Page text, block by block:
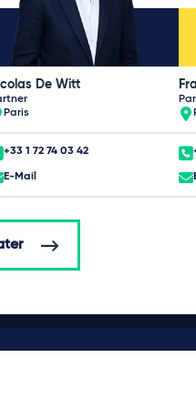
De Witt
Paris
+33 1 72 74 03 42
E-Mail